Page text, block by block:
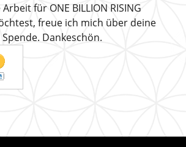
für ONE BILLION RISING
freue ich mich über deine
Dankeschön.